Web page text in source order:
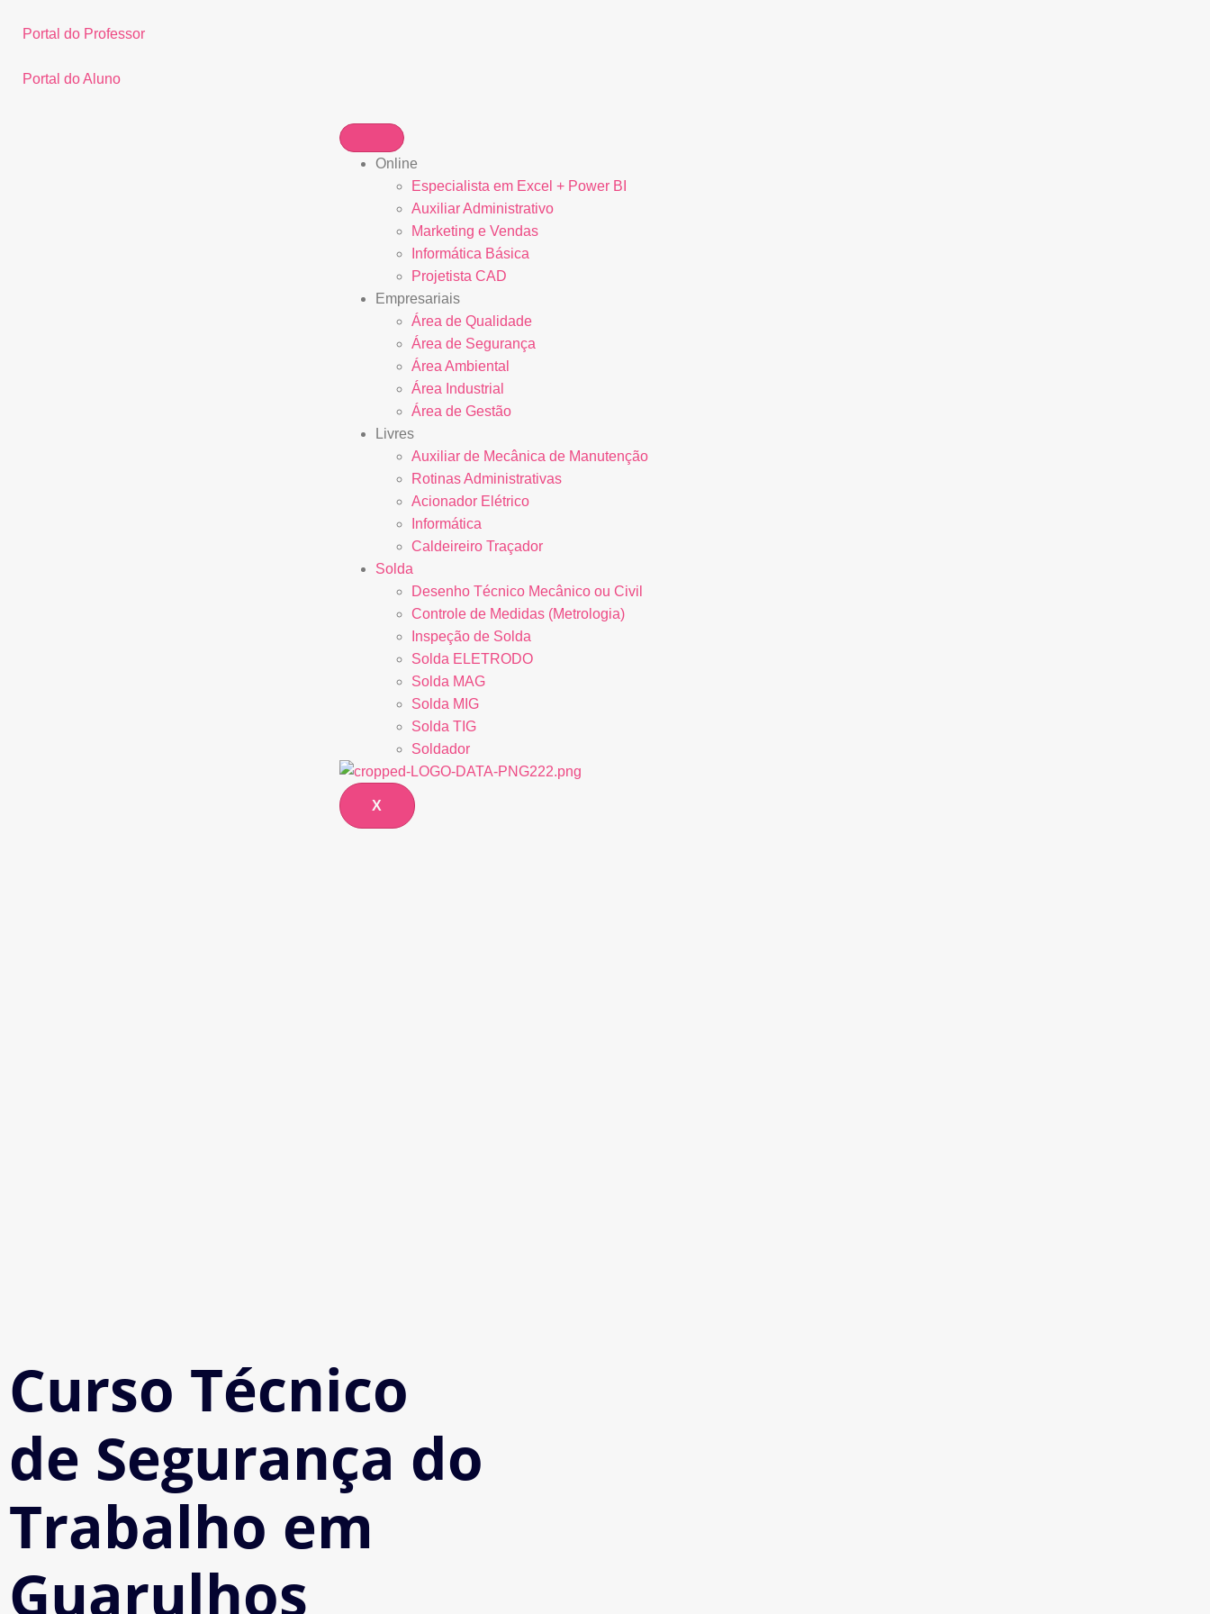
Portal do Professor
Portal do Aluno
Online
Especialista em Excel + Power BI
Auxiliar Administrativo
Marketing e Vendas
Informática Básica
Projetista CAD
Empresariais
Área de Qualidade
Área de Segurança
Área Ambiental
Área Industrial
Área de Gestão
Livres
Auxiliar de Mecânica de Manutenção
Rotinas Administrativas
Acionador Elétrico
Informática
Caldeireiro Traçador
Solda
Desenho Técnico Mecânico ou Civil
Controle de Medidas (Metrologia)
Inspeção de Solda
Solda ELETRODO
Solda MAG
Solda MIG
Solda TIG
Soldador
X
Curso Técnico
de Segurança do
Trabalho em
Guarulhos